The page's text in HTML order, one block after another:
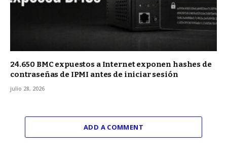
24.650 BMC expuestos a Internet exponen hashes de
contraseñas de IPMI antes de iniciar sesión
julio 28, 2026
ADD A COMMENT